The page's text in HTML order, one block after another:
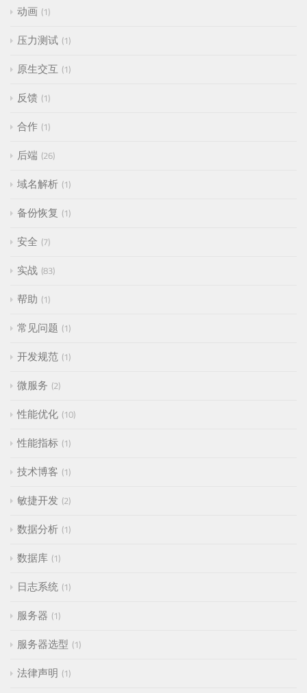
动画 1
压力测试 1
原生交互 1
反馈 1
合作 1
后端 26
域名解析 1
备份恢复 1
安全 7
实战 83
帮助 1
常见问题 1
开发规范 1
微服务 2
性能优化 10
性能指标 1
技术博客 1
敏捷开发 2
数据分析 1
数据库 1
日志系统 1
服务器 1
服务器选型 1
法律声明 1